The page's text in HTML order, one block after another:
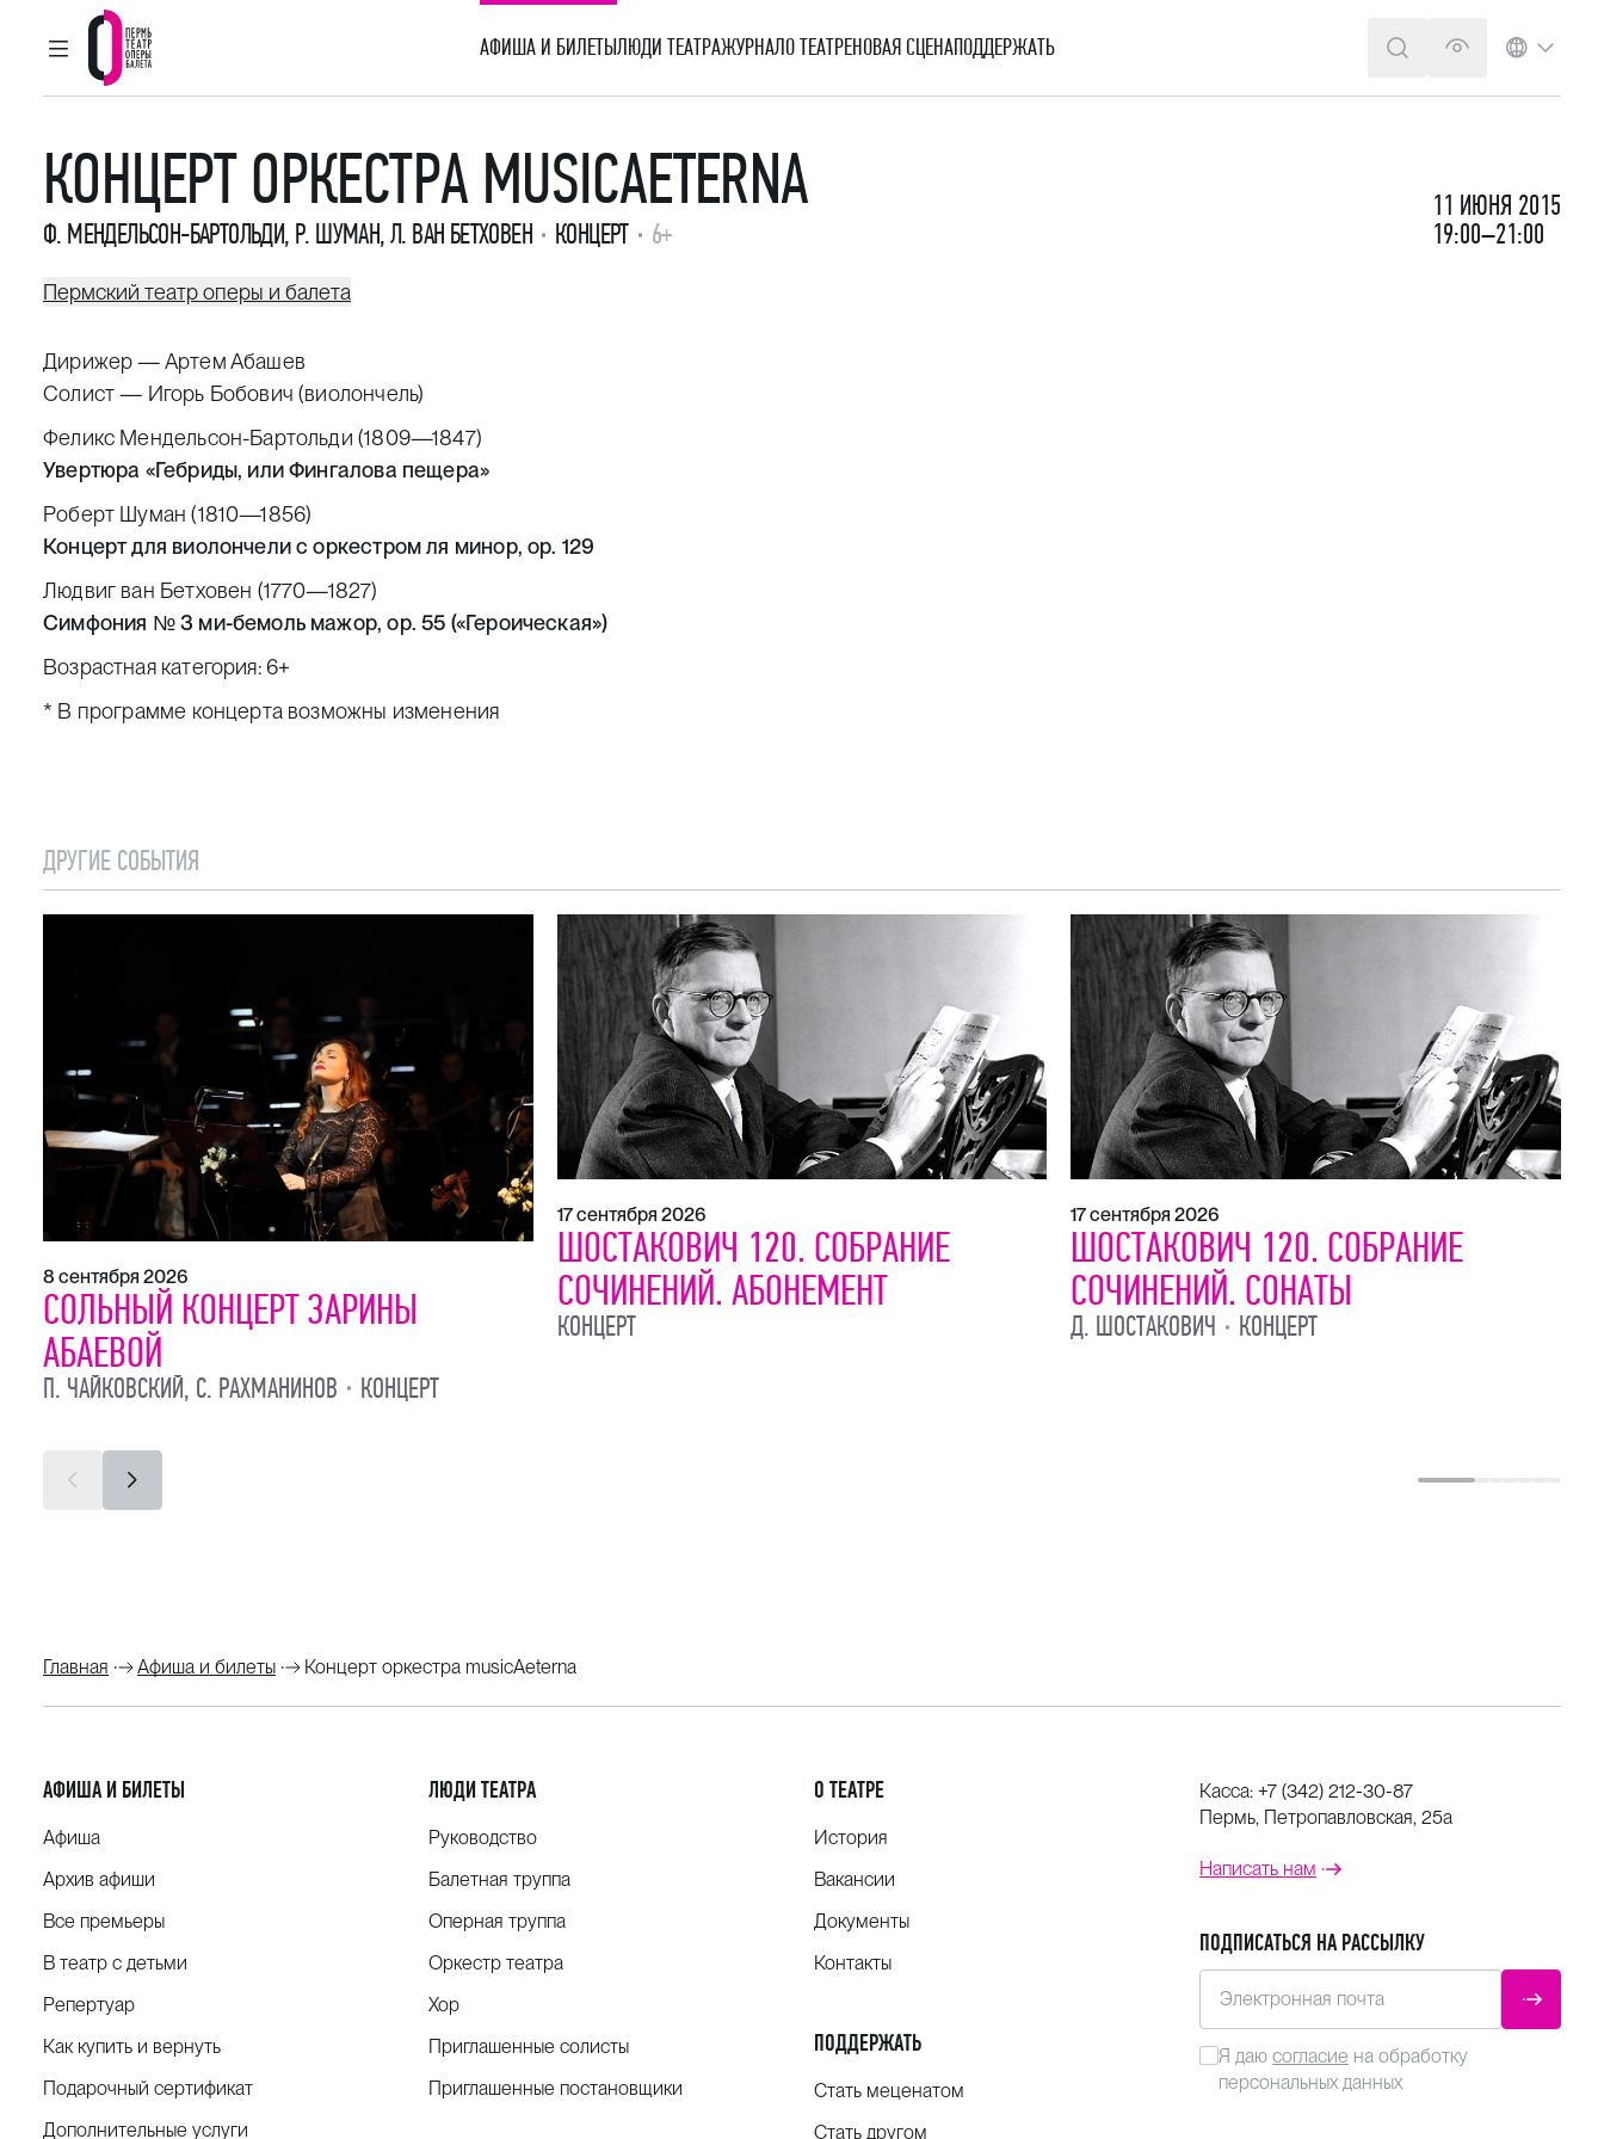
ГЛАВНОЕ МЕНЮ
Пермский театр оперы и балета
АФИША И БИЛЕТЫЛЮДИ ТЕАТРАЖУРНАЛО ТЕАТРЕНОВАЯ СЦЕНАПОДДЕРЖАТЬ ПОИСКВЕРСИЯ ДЛЯ
ЯЗЫК
КОНЦЕРТ ОРКЕСТРА MUSICAETERNA
Ф. МЕНДЕЛЬСОН-БАРТОЛЬДИ, Р. ШУМАН,Л. ВАН БЕТХОВЕН КОНЦЕРТ 6+
11 ИЮНЯ 2015
19:00–21:00
Пермский театр оперы и балета
Дирижер —Артем Абашев
Солист — Игорь Бобович (виолончель)
Феликс Мендельсон-Бартольди (1809—1847)
Увертюра «Гебриды, или Фингалова пещера»
Роберт Шуман (1810—1856)
Концерт для виолончели с оркестромля минор, оp. 129
Людвиг ван Бетховен (1770—1827)
Симфония № 3 ми-бемоль мажор, op. 55 («Героическая»)
Возрастная категория: 6+
* В программе концерта возможны изменения
ДРУГИЕ СОБЫТИЯ
8 сентября 2026
СОЛЬНЫЙ КОНЦЕРТ ЗАРИНЫ
АБАЕВОЙ
П. ЧАЙКОВСКИЙ, С. РАХМАНИНОВ КОНЦЕРТ
17 сентября 2026
ШОСТАКОВИЧ 120. СОБРАНИЕ
СОЧИНЕНИЙ. АБОНЕМЕНТ
КОНЦЕРТ
17 сентября 2026
ШОСТАКОВИЧ 120. СОБРАНИЕ
СОЧИНЕНИЙ. СОНАТЫ
Д. ШОСТАКОВИЧ КОНЦЕРТ
Главная Афиша и билеты Концерт оркестра musicAeterna
АФИША И БИЛЕТЫ
Афиша
Архив афиши
Все премьеры
В театр с детьми
Репертуар
Как купить и вернуть
Подарочный сертификат
Дополнительные услуги
ЛЮДИ ТЕАТРА
Руководство
Балетная труппа
Оперная труппа
Оркестр театра
Хор
Приглашенные солисты
Приглашенные постановщики
О ТЕАТРЕ
История
Вакансии
Документы
Контакты
ПОДДЕРЖАТЬ
Стать меценатом
Стать другом
Касса: +7 (342) 212-30-87
Пермь, Петропавловская, 25а
Написать нам
ПОДПИСАТЬСЯ НА РАССЫЛКУ
Электронная почта
Я даю согласие на обработку
персональных данных